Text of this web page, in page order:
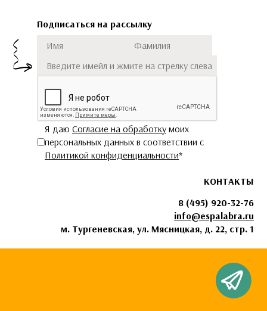
Чат с
Подписаться на рассылку
Имя
Фамилия
Я даю Согласие на обработку моих
персональных данных в соответствии с
Политикой конфиденциальности*
Подписаться
КОНТАКТЫ
8 (495) 920-32-76
info@espalabra.ru
м. Тургеневская, ул. Мясницкая, д. 22, стр. 1